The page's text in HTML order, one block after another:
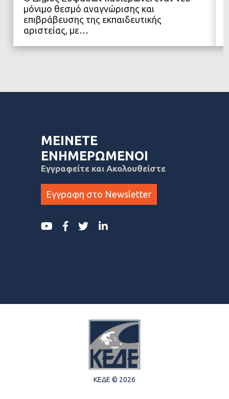
μόνιμο θεσμό αναγνώρισης και
επιβράβευσης της εκπαιδευτικής
αριστείας, με…
ΜΕΙΝΕΤΕ
ΕΝΗΜΕΡΩΜΕΝΟΙ
Εγγραφείτε και Ακολουθείστε
Εγγραφη στο Newsletter
ΚΕΔΕ © 2026